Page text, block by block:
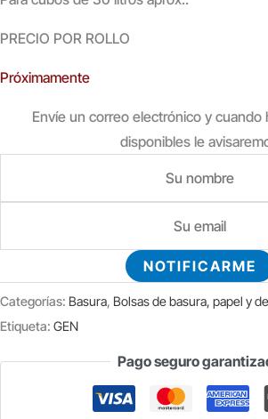
PRECIO POR ROLLO
Próximamente
Envíe un correo electrónico y cuando
disponibles le
NOTIFICARME
Categorías: Basura, Bolsas de basura, papel y
Etiqueta: GEN
Pago seguro